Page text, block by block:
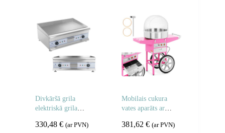
Divkāršā grila
elektriskā grila
330,48 € (ar PVN)
Mobilais cukura
vates aparāts ar
381,62€ (ar PVN)